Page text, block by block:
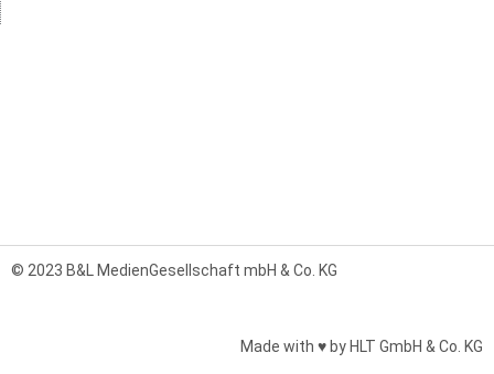
© 2023 B&L MedienGesellschaft mbH & Co. KG
Made with ♥ by HLT GmbH & Co. KG